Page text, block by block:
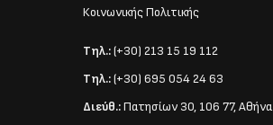
Κοινωνικής Πολιτικής
Τηλ.:(+30) 213 15 19 112
Τηλ.:(+30) 695 054 24 63
Διεύθ.:Πατησίων 30, 106 77, Αθήνα